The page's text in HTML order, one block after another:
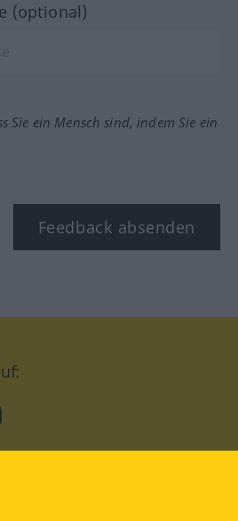
(optional)
Sie ein Mensch sind, indem Sie ein
Feedback absenden